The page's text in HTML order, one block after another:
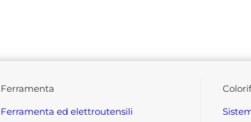
ferramenta
ferramenta ed elettroutensili